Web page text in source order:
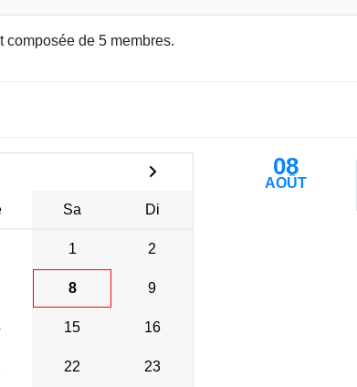
composée de 5 membres.
Sa Di
1 2
8 9
15 16
22 23
08
AOÛT